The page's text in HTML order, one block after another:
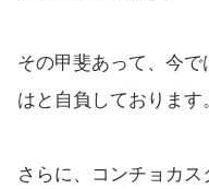
その甲斐あって、今
はと自負しております
さらに、コンチョカ